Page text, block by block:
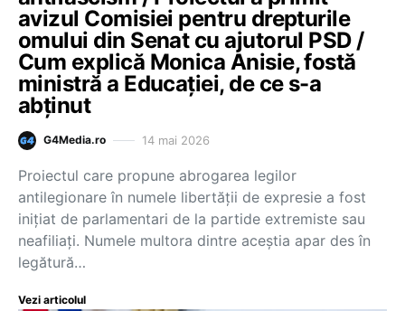
avizul Comisiei pentru drepturile
omului din Senat cu ajutorul PSD /
Cum explică Monica Anisie, fostă
ministră a Educației, de ce s-a
abținut
G4Media.ro 14 mai 2026
Proiectul care propune abrogarea legilor
antilegionare în numele libertății de expresie a fost
inițiat de parlamentari de la partide extremiste sau
neafiliați. Numele multora dintre aceștia apar des în
legătură…
Vezi articolul